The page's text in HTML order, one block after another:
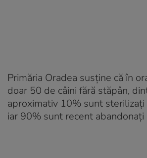
Primăria Oradea susține că în
doar 50 de câini fără stăpân,
aproximativ 10% sunt sterilizați
iar 90% sunt recent